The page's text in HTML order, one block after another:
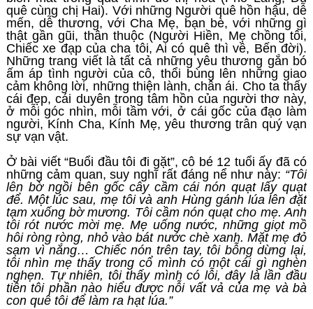
quê cùng chị Hai). Với những Người quê hồn hậu, dễ
mến, dễ thương, với Cha Mẹ, bạn bè, với những gì
thật gần gũi, thân thuộc (Người Hiền, Mẹ chồng tôi,
Chiếc xe đạp của cha tôi, Ai có quê thì về, Bến đời).
Những trang viết là tất cả những yêu thương gắn bó
ấm áp tình người của cô, thổi bùng lên những giao
cảm không lời, những thiện lành, chân ái. Cho ta thấy
cái đẹp, cái duyên trong tâm hồn của người thơ này,
ở mỗi góc nhìn, mỗi tầm với, ở cái gốc của đạo làm
người, Kính Cha, Kính Mẹ, yêu thương trân quý vạn
sự vạn vật.
Ở bài viết “Buổi đầu tôi đi gặt”, cô bé 12 tuổi ấy đã có
những cảm quan, suy nghĩ rất đáng nể như này: “Tôi
lên bờ ngồi bên gốc cây cầm cái nón quạt lấy quạt
để. Một lúc sau, mẹ tôi và anh Hùng gánh lúa lên đặt
tạm xuống bờ mương. Tôi cầm nón quạt cho mẹ. Anh
tôi rót nước mời mẹ. Mẹ uống nước, những giọt mồ
hôi ròng ròng, nhỏ vào bát nước chè xanh. Mặt mẹ đỏ
sạm vì nắng… Chiếc nón trên tay, tôi bỗng dừng lại,
tôi nhìn mẹ thấy trong cổ mình có một cái gì nghèn
nghẹn. Tự nhiên, tôi thấy mình có lỗi, đây là lần đầu
tiên tôi phần nào hiểu được nỗi vất vả của mẹ và bà
con quê tôi để làm ra hạt lúa.”